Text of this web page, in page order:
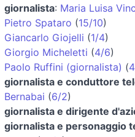
giornalista: Maria Luisa
Pietro Spataro (15/10)
Giancarlo Giojelli (1/4)
Giorgio Micheletti (4/6)
Paolo Ruffini (giornalista) (
giornalista e conduttore
Bernabai (6/2)
giornalista e dirigente
giornalista e personaggio